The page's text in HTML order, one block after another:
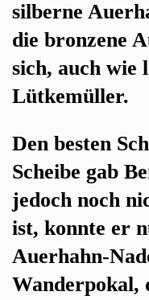
silberne
die bronzene
sich, auch wie
Lütkemüller.
Den besten
Scheibe gab
jedoch noch
ist, konnte er
Auerhahn-
Wanderpokal,